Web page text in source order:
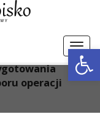
operacji